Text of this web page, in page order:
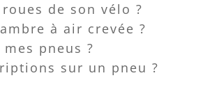
de son vélo ?
à air crevée ?
pneus ?
sur un pneu ?